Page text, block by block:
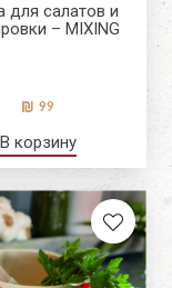
для салатов и
– MIXING
99
В корзину